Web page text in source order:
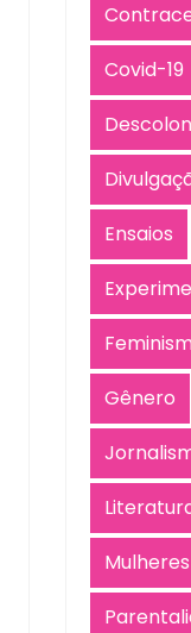
Covid-19
Ensaios
Gênero
Mulheres